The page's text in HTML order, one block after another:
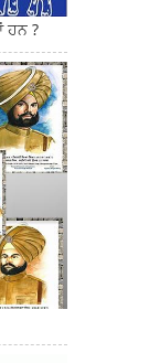
ਹਨ ?